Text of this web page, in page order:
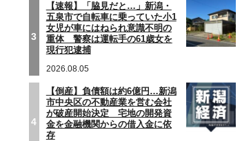
3
【速報】「脇見だと…」新潟・
五泉市で自転車に乗っていた小1
女児が車にはねられ意識不明の
重体 警察は運転手の61歳女を
現行犯逮捕
2026.08.05
4
【倒産】負債額は約6億円…新潟
市中央区の不動産業を営む会社
が破産開始決定 宅地の開発資
金を金融機関からの借入金に依
存